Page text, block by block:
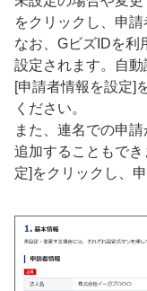
をクリックし、申請
なお、GビズIDを利
設定されます。自動
[申請者情報を設定]
ください。
また、連名での申
追加することもで
定]をクリックし、